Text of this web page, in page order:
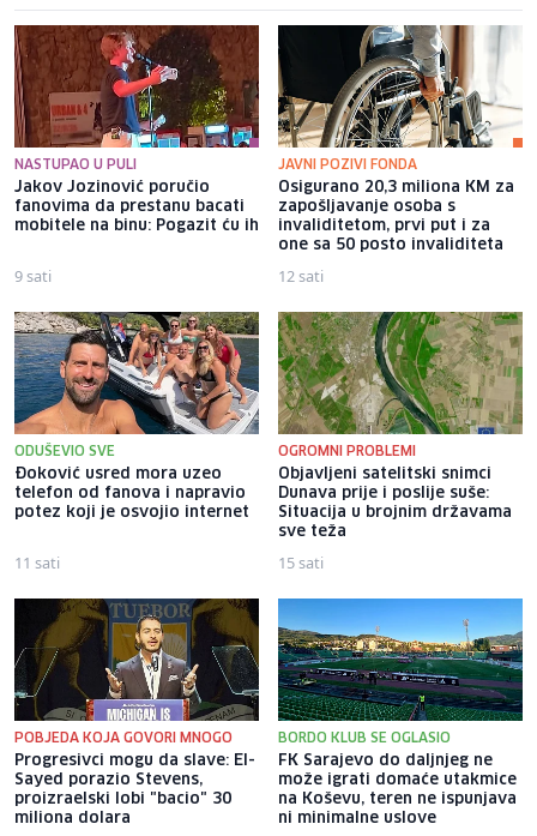
NASTUPAO U PULI
Jakov Jozinović poručio
fanovima da prestanu bacati
mobitele na binu: Pogazit ću ih
9 sati
JAVNI POZIVI FONDA
Osigurano 20,3 miliona KM za
zapošljavanje osoba s
invaliditetom, prvi put i za
one sa 50 posto invaliditeta
12 sati
ODUŠEVIO SVE
Đoković usred mora uzeo
telefon od fanova i napravio
potez koji je osvojio internet
11 sati
OGROMNI PROBLEMI
Objavljeni satelitski snimci
Dunava prije i poslije suše:
Situacija u brojnim državama
sve teža
15 sati
POBJEDA KOJA GOVORI MNOGO
Progresivci mogu da slave: El-
Sayed porazio Stevens,
proizraelski lobi "bacio" 30
miliona dolara
BORDO KLUB SE OGLASIO
FK Sarajevo do daljnjeg ne
može igrati domaće utakmice
na Koševu, teren ne ispunjava
ni minimalne uslove